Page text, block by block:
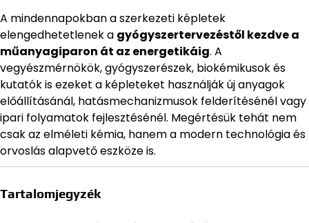
A mindennapokban a szerkezeti képletek
elengedhetetlenek a gyógyszertervezéstől kezdve a
műanyagiparon át az energetikáig. A
vegyészmérnökök, gyógyszerészek, biokémikusok és
kutatók is ezeket a képleteket használják új anyagok
előállításánál, hatásmechanizmusok felderítésénél vagy
ipari folyamatok fejlesztésénél. Megértésük tehát nem
csak az elméleti kémia, hanem a modern technológia és
orvoslás alapvető eszköze is.
Tartalomjegyzék